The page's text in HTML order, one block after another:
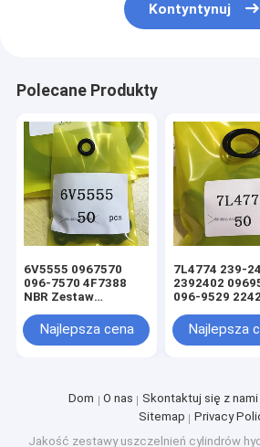
Kontyntynuj
Polecane Produkty
6V5555 0967570
096-7570 4F7388
NBR Zestaw
hydraulicznego z
czarnym oringiem
Najlepsza cena
7L4774 239-
2392402
096-9529
Czarny Oring
uszczelek
Najlepsza
Dom O nas Skontaktuj się z nami
Sitemap
Privacy
Jakość zestawy uszczelnień cylindrów